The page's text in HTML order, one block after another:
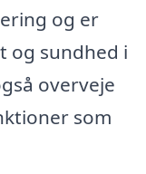
og er
og sundhed i
overveje
som